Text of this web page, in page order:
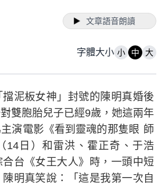
文章語音朗讀
字體大小 小 中 大
泥板女神」封號的陳明真婚後
雙胞胎兒子已經9歲，她這兩年
演電影《看到靈魂的那隻眼 師
14日）和雷洪、霍正奇、于浩
台《女王大人》時，一頭中短
明真笑說：「這是我第一次自